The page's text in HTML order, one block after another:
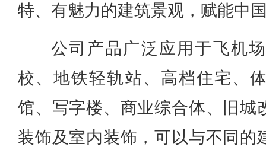
特、有魅力的建筑景观，赋能中
公司产品广泛应用于飞机
校、地铁轻轨站、高档住宅、
馆、写字楼、商业综合体、旧城
装饰及室内装饰，可以与不同的